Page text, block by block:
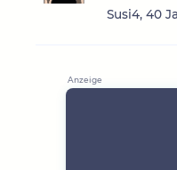
Susi4, 40